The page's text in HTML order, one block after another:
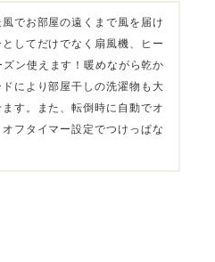
でお部屋の遠くまで風を届け
してだけでなく扇風機、ヒー
ン使えます！暖めながら乾か
により部屋干しの洗濯物も大
す。また、転倒時に自動でオ
フタイマー設定でつけっぱな